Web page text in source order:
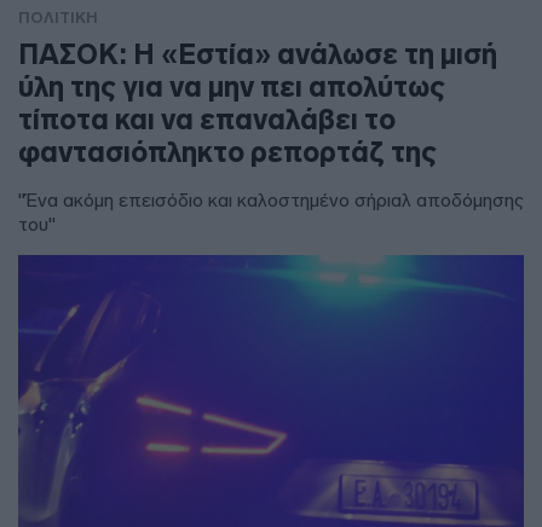
ΠΟΛΙΤΙΚΗ
ΠΑΣΟΚ: Η «Εστία» ανάλωσε τη μισή
ύλη της για να μην πει απολύτως
τίποτα και να επαναλάβει το
φαντασιόπληκτο ρεπορτάζ της
"Ένα ακόμη επεισόδιο και καλοστημένο σήριαλ αποδόμησης
του"